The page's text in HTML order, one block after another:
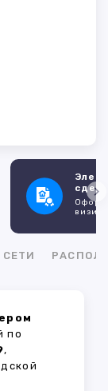
по
,